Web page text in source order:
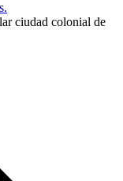
ciudad colonial de